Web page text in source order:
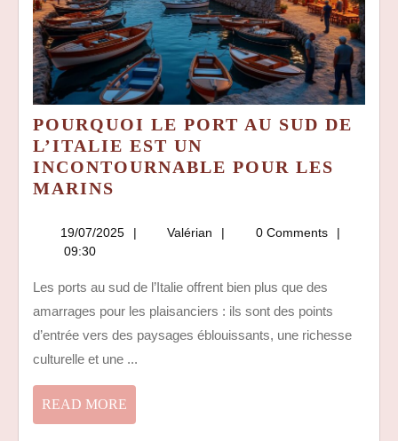
POURQUOI LE PORT AU SUD DE
L’ITALIE EST UN
INCONTOURNABLE POUR LES
MARINS
PORT
DE
L’ITALIE
EST
UN
POUR
LES
19/07/2025 19/07/2025
Valérian Valérian0 Comments
09:30
Les ports au sud de l’Italie offrent bien plus que des
amarrages pour les plaisanciers : ils sont des points
d’entrée vers des paysages éblouissants, une richesse
culturelle et une ...
READ MORE
MORE